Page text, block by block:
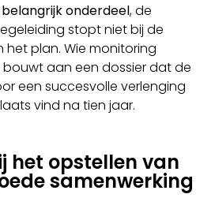
onderdeel, de
stopt niet bij de
het plan. Wie monitoring
bouwt aan een dossier dat de
een succesvolle verlenging
vind na tien jaar.
het opstellen van
samenwerking